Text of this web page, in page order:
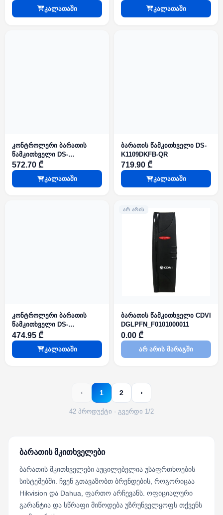
კალათაში კალათაში
კონტროლერი ბარათის
წამკითხველი DS-
K1T805MBFWX
572.70 ₾
კალათაში
ბარათის წამკითხველი DS-
K1109DKFB-QR
719.90 ₾
კალათაში
კონტროლერი ბარათის
წამკითხველი DS-
K1T807MBWX-QRE1
474.95 ₾
კალათაში
ᲐᲠ ᲐᲠᲘᲡ
ბარათის წამკითხველი CDVI
DGLPFN_F0101000011
0.00 ₾
არ არის მარაგში
‹ 1 2 ›
42 პროდუქტი · გვერდი 1/2
ბარათის მკითხველები
ბარათის მკითხველები აუცილებელია უსაფრთხოების
სისტემებში. ჩვენ გთავაზობთ ბრენდების, როგორიცაა
Hikvision და Dahua, ფართო არჩევანს. ოფიციალური
გარანტია და სწრაფი მიწოდება უზრუნველყოფს თქვენს